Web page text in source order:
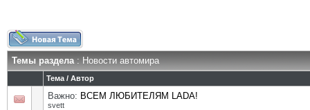
Темы раздела: Новости автомира
Тема / Автор
Важно: ВСЕМ ЛЮБИТЕЛЯМ LADA!
svett